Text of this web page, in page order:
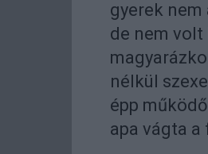
gyerek
de nem volt
nélkül
épp
apa vágta a